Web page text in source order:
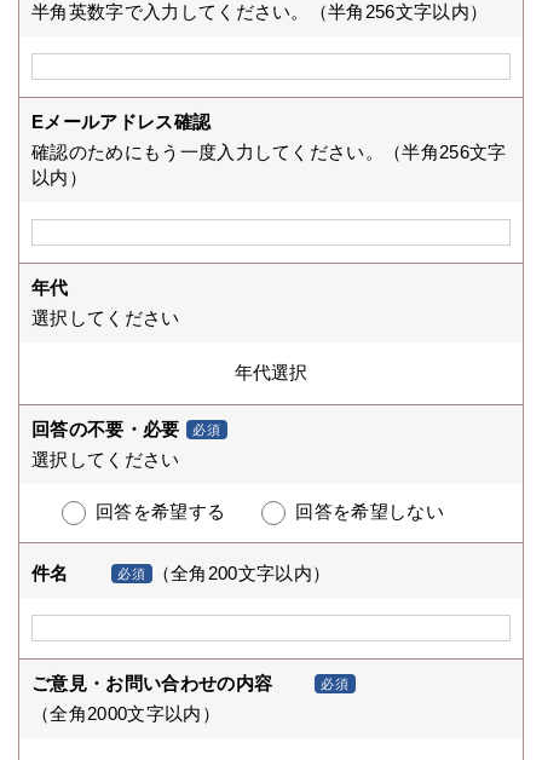
半角英数字で入力してください。（半角256文字以内）
Eメールアドレス確認
確認のためにもう一度入力してください。（半角256文字
以内）
年代
選択してください
回答の不要・必要 必須
選択してください
回答を希望する 回答を希望しない
件名 必須 （全角200文字以内）
ご意見・お問い合わせの内容 必須
（全角2000文字以内）